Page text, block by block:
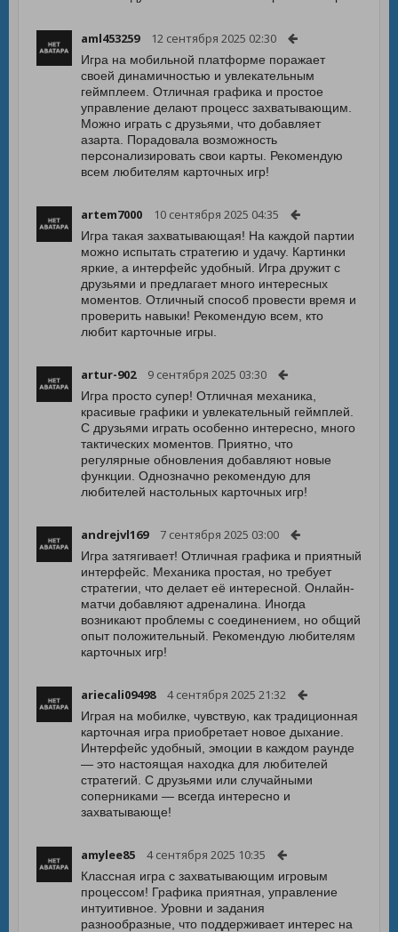
aml453259 12 сентября 2025 02:30
Игра на мобильной платформе поражает
своей динамичностью и увлекательным
геймплеем. Отличная графика и простое
управление делают процесс захватывающим.
Можно играть с друзьями, что добавляет
азарта. Порадовала возможность
персонализировать свои карты. Рекомендую
всем любителям карточных игр!
artem7000 10 сентября 2025 04:35
Игра такая захватывающая! На каждой партии
можно испытать стратегию и удачу. Картинки
яркие, а интерфейс удобный. Игра дружит с
друзьями и предлагает много интересных
моментов. Отличный способ провести время и
проверить навыки! Рекомендую всем, кто
любит карточные игры.
artur-902 9 сентября 2025 03:30
Игра просто супер! Отличная механика,
красивые графики и увлекательный геймплей.
С друзьями играть особенно интересно, много
тактических моментов. Приятно, что
регулярные обновления добавляют новые
функции. Однозначно рекомендую для
любителей настольных карточных игр!
andrejvl169 7 сентября 2025 03:00
Игра затягивает! Отличная графика и приятный
интерфейс. Механика простая, но требует
стратегии, что делает её интересной. Онлайн-
матчи добавляют адреналина. Иногда
возникают проблемы с соединением, но общий
опыт положительный. Рекомендую любителям
карточных игр!
ariecali09498 4 сентября 2025 21:32
Играя на мобилке, чувствую, как традиционная
карточная игра приобретает новое дыхание.
Интерфейс удобный, эмоции в каждом раунде
— это настоящая находка для любителей
стратегий. С друзьями или случайными
соперниками — всегда интересно и
захватывающе!
amylee85 4 сентября 2025 10:35
Классная игра с захватывающим игровым
процессом! Графика приятная, управление
интуитивное. Уровни и задания
разнообразные, что поддерживает интерес на